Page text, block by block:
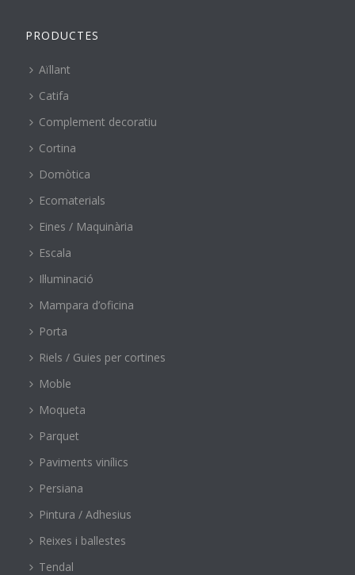
PRODUCTES
Aïllant
Catifa
Complement decoratiu
Cortina
Domòtica
Ecomaterials
Eines / Maquinària
Escala
Il·luminació
Mampara d’oficina
Porta
Riels / Guies per cortines
Moble
Moqueta
Parquet
Paviments vinílics
Persiana
Pintura / Adhesius
Reixes i ballestes
Tendal